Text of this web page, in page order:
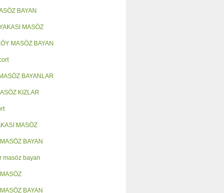
BAYAN
MASÖZ
MASÖZ BAYAN
BAYANLAR
KIZLAR
MASÖZ
BAYAN
masöz bayan
BAYAN